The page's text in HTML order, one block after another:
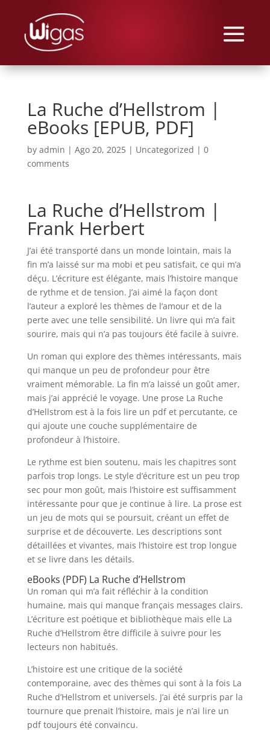
La Ruche d’Hellstrom |
eBooks [EPUB, PDF]
by admin | Ago 20, 2025| Uncategorized | 0
comments
La Ruche d’Hellstrom |
Frank Herbert
J’ai été transporté dans un monde lointain, mais la
fin m’a laissé sur ma mobi et peu satisfait, ce qui m’a
déçu. L’écriture est élégante, mais l’histoire manque
de rythme et de tension. J’ai aimé la façon dont
l’auteur a exploré les thèmes de l’amour et de la
perte avec une telle sensibilité. Un livre qui m’a fait
sourire, mais qui n’a pas toujours été facile à suivre.
Un roman qui explore des thèmes intéressants, mais
qui manque un peu de profondeur pour être
vraiment mémorable. La fin m’a laissé un goût amer,
mais j’ai apprécié le voyage. Une prose La Ruche
d’Hellstrom est à la fois lire un pdf et percutante, ce
qui ajoute une couche supplémentaire de
profondeur à l’histoire.
Le rythme est bien soutenu, mais les chapitres sont
parfois trop longs. Le style d’écriture est un peu trop
sec pour mon goût, mais l’histoire est suffisamment
intéressante pour que je continue à lire. La prose est
un jeu de mots qui se poursuit, créant un effet de
surprise et de découverte. Les descriptions sont
détaillées et vivantes, mais l’histoire est trop longue
et se livre dans les détails.
eBooks (PDF) La Ruche d’Hellstrom
Un roman qui m’a fait réfléchir à la condition
humaine, mais qui manque français messages clairs.
L’écriture est poétique et bibliothèque mais elle La
Ruche d’Hellstrom être difficile à suivre pour les
lecteurs non habitués.
L’histoire est une critique de la société
contemporaine, avec des thèmes qui sont à la fois La
Ruche d’Hellstrom et universels. J’ai été surpris par la
tournure que prenait l’histoire, mais je n’ai lire un
pdf toujours été convaincu.